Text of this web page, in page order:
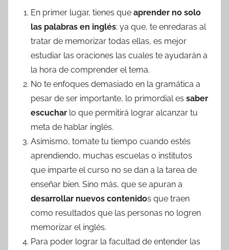
En primer lugar, tienes que aprender no solo
las palabras en inglés; ya que, te enredaras al
tratar de memorizar todas ellas, es mejor
estudiar las oraciones las cuales te ayudarán a
la hora de comprender el tema.
No te enfoques demasiado en la gramática a
pesar de ser importante, lo primordial es saber
escuchar lo que permitirá lograr alcanzar tu
meta de hablar inglés.
Asímismo, tomate tu tiempo cuando estés
aprendiendo, muchas escuelas o institutos
que imparte el curso no se dan a la tarea de
enseñar bien. Sino más, que se apuran a
desarrollar nuevos contenidos que traen
como resultados que las personas no logren
memorizar el inglés.
Para poder lograr la facultad de entender las